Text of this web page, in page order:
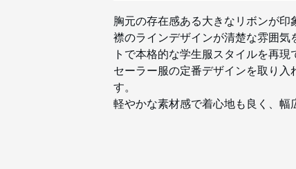
胸元の存在感ある大きなリボンが印
襟のラインデザインが清楚な雰囲気
トで本格的な学生服スタイルを再現
セーラー服の定番デザインを取り
す。
軽やかな素材感で着心地も良く、幅